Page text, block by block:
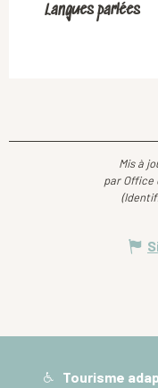
Langues parlées
Langues parlées
Mis à
par Office
Tourisme